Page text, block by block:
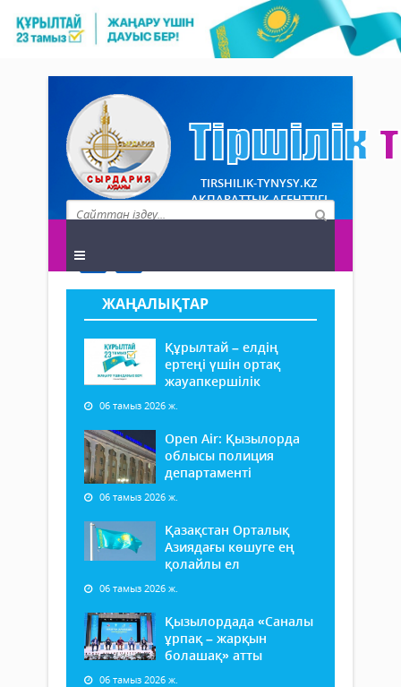
TIRSHILIK-TYNYSY.KZ
АҚПАРАТТЫҚ АГЕНТТІГІ
ЖАҢАЛЫҚТАР
Құрылтай – елдің
ертеңі үшін ортақ
жауапкершілік
06 тамыз 2026 ж.
Open Air: Қызылорда
облысы полиция
департаменті
06 тамыз 2026 ж.
Қазақстан Орталық
Азиядағы көшуге ең
қолайлы ел
06 тамыз 2026 ж.
Қызылордада «Саналы
ұрпақ – жарқын
болашақ» атты
06 тамыз 2026 ж.